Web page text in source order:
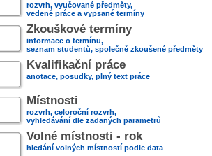
rozvrh, vyučované předměty,
vedené práce a vypsané termíny
Zkouškové termíny
informace o termínu,
seznam studentů, společně zkoušené předměty
Kvalifikační práce
anotace, posudky, plný text práce
Místnosti
rozvrh, celoroční rozvrh,
vyhledávání dle zadaných parametrů
Volné místnosti - rok
hledání volných místností podle data